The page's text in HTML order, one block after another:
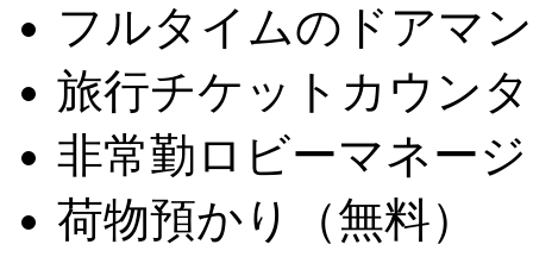
フルタイムのドアマン
旅行チケットカウン
非常勤ロビーマネー
荷物預かり（無料）